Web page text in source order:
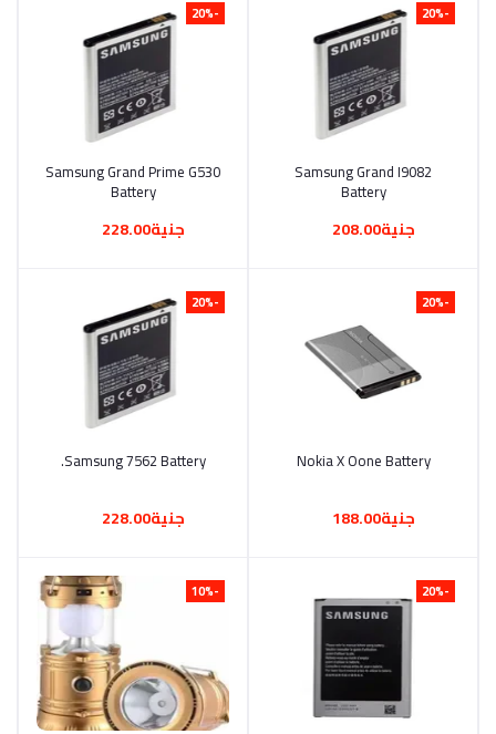
-20%
أضف إلى السلة
Samsung Grand I9082
Battery
جنية208.00
-20%
أضف إلى السلة
Samsung Grand Prime G530
Battery
جنية228.00
-20%
أضف إلى السلة
Nokia X Oone Battery
جنية188.00
-20%
أضف إلى السلة
Samsung 7562 Battery.
جنية228.00
-20%
-10%